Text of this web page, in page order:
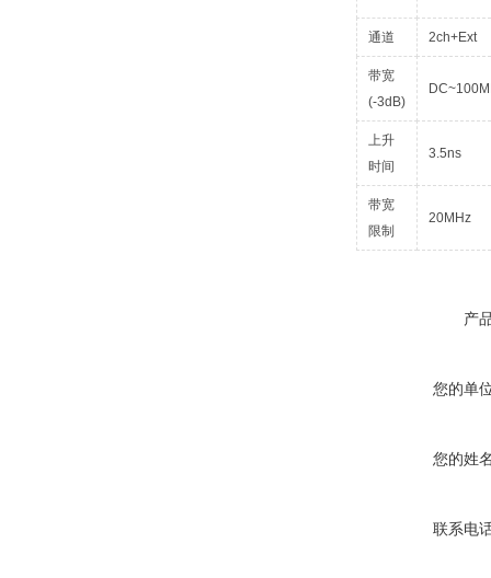
通道 2ch+Ext
带宽
(-3dB)
上升
时间
3.5ns
带宽
限制
20MHz
产
您的单
您的姓
联系电